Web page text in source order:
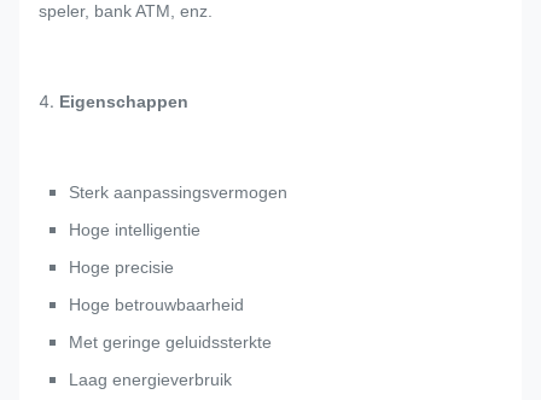
speler, bank ATM, enz.
4. Eigenschappen
Sterk aanpassingsvermogen
Hoge intelligentie
Hoge precisie
Hoge betrouwbaarheid
Met geringe geluidssterkte
Laag energieverbruik